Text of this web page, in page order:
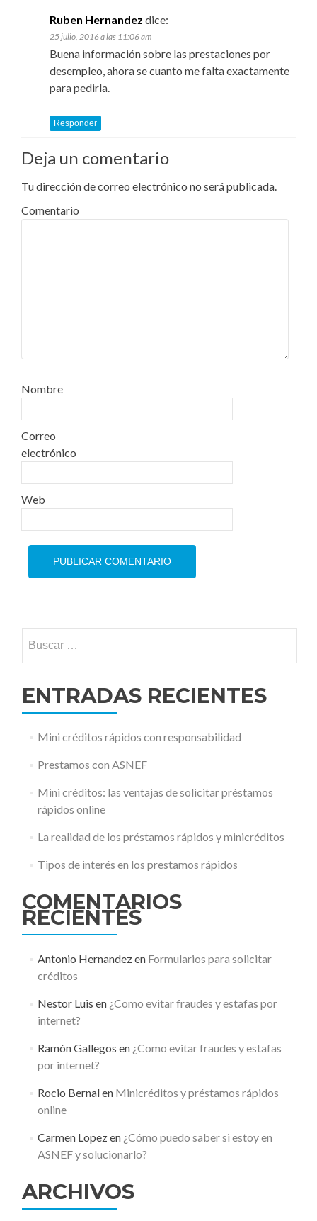
Ruben Hernandez dice:
25 julio, 2016 a las 11:06 am
Buena información sobre las prestaciones por
desempleo, ahora se cuanto me falta exactamente
para pedirla.
Responder
Deja un comentario
Tu dirección de correo electrónico no será publicada.
Comentario
Nombre
Correo
electrónico
Web
ENTRADAS RECIENTES
Mini créditos rápidos con responsabilidad
Prestamos con ASNEF
Mini créditos: las ventajas de solicitar préstamos
rápidos online
La realidad de los préstamos rápidos y minicréditos
Tipos de interés en los prestamos rápidos
COMENTARIOS
RECIENTES
Antonio Hernandezen Formularios para solicitar
créditos
Nestor Luis en ¿Como evitar fraudes y estafas por
internet?
Ramón Gallegos en ¿Como evitar fraudes y estafas
por internet?
Rocio Bernalen Minicréditos y préstamos rápidos
online
Carmen Lopezen ¿Cómo puedo saber si estoy en
ASNEF y solucionarlo?
ARCHIVOS